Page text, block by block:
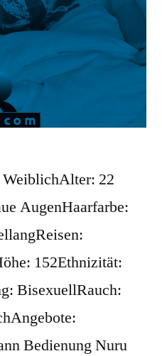
22
AugenHaarfarbe:
152Ethnizität:
BisexuellRauch:
Bedienung Nuru